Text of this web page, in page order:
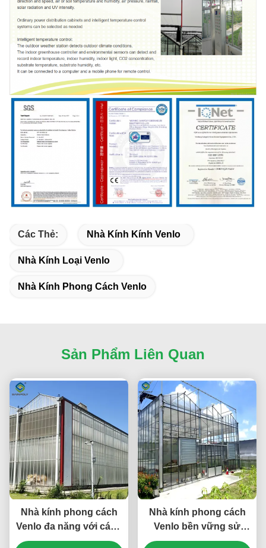
Các Thẻ: Nhà Kính Kính Venlo
Nhà Kính Loại Venlo
Nhà Kính Phong Cách Venlo
Sản Phẩm Liên Quan
Nhà kính phong cách
Venlo đa năng với cách
điện năng lượng và
Nhà kính phong cách
Venlo bền vững sử
dụng vật liệu năng